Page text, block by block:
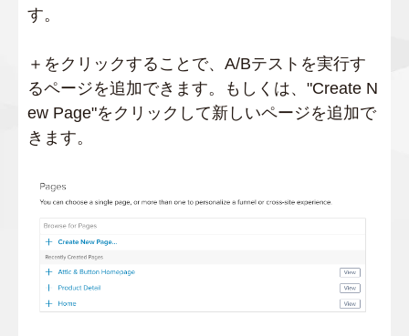
す。
＋をクリックすることで、A/Bテストを実行す
るページを追加できます。もしくは、"Create N
ew Page"をクリックして新しいページを追加で
きます。